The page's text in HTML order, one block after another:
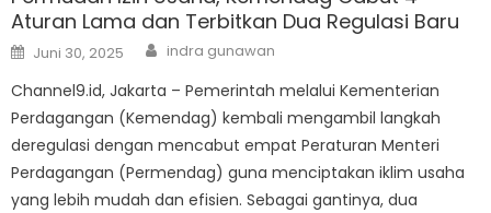
Aturan Lama dan Terbitkan Dua Regulasi Baru
Posted
on
Juni 30, 2025 Author
indra gunawan
Channel9.id, Jakarta – Pemerintah melalui Kementerian
Perdagangan (Kemendag) kembali mengambil langkah
deregulasi dengan mencabut empat Peraturan Menteri
Perdagangan (Permendag) guna menciptakan iklim usaha
yang lebih mudah dan efisien. Sebagai gantinya, dua